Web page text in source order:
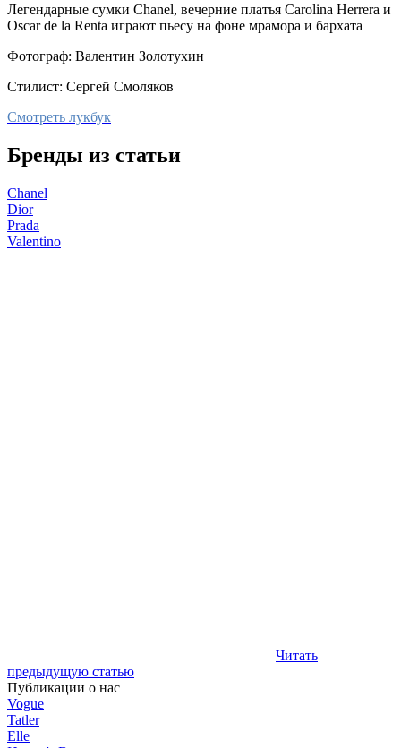
Легендарные сумки Chanel, вечерние платья Carolina Herrera и
Oscar de la Renta играют пьесу на фоне мрамора и бархата
Фотограф: Валентин Золотухин
Стилист: Сергей Смоляков
Смотреть лукбук
Бренды из статьи
Chanel
Dior
Prada
Valentino
Читать
предыдущую статью
Публикации о нас
Vogue
Tatler
Elle